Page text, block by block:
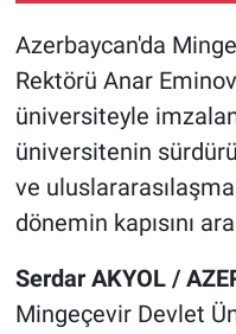
Azerbaycan'da
Rektörü Anar
üniversiteyle
üniversitenin
ve
dönemin kapısını
Serdar AKYOL /
Mingeçevir Devlet